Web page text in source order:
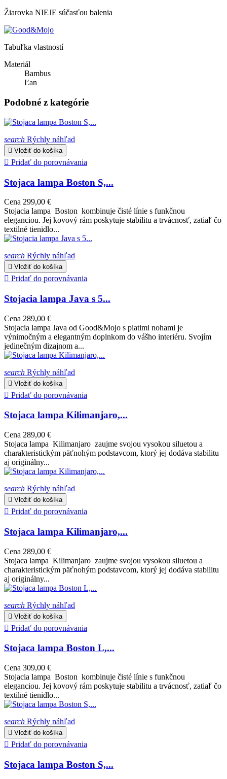
Žiarovka NIEJE súčasťou balenia
Tabuľka vlastností
Materiál
Bambus
Ľan
Podobné z kategórie
search Rýchly náhľad
 Vložiť do košíka
 Pridať do porovnávania
Stojaca lampa Boston S,...
Cena 299,00 €
Stojacia lampa Boston kombinuje čisté línie s funkčnou
eleganciou. Jej kovový rám poskytuje stabilitu a trvácnosť, zatiaľ čo
textilné tienidlo...
search Rýchly náhľad
 Vložiť do košíka
 Pridať do porovnávania
Stojacia lampa Java s 5...
Cena 289,00 €
Stojacia lampa Java od Good&Mojo s piatimi nohami je
výnimočným a elegantným doplnkom do vášho interiéru. Svojím
jedinečným dizajnom a...
search Rýchly náhľad
 Vložiť do košíka
 Pridať do porovnávania
Stojaca lampa Kilimanjaro,...
Cena 289,00 €
Stojaca lampa Kilimanjaro zaujme svojou vysokou siluetou a
charakteristickým päťnohým podstavcom, ktorý jej dodáva stabilitu
aj originálny...
search Rýchly náhľad
 Vložiť do košíka
 Pridať do porovnávania
Stojaca lampa Kilimanjaro,...
Cena 289,00 €
Stojaca lampa Kilimanjaro zaujme svojou vysokou siluetou a
charakteristickým päťnohým podstavcom, ktorý jej dodáva stabilitu
aj originálny...
search Rýchly náhľad
 Vložiť do košíka
 Pridať do porovnávania
Stojaca lampa Boston L,...
Cena 309,00 €
Stojacia lampa Boston kombinuje čisté línie s funkčnou
eleganciou. Jej kovový rám poskytuje stabilitu a trvácnosť, zatiaľ čo
textilné tienidlo...
search Rýchly náhľad
 Vložiť do košíka
 Pridať do porovnávania
Stojaca lampa Boston S,...